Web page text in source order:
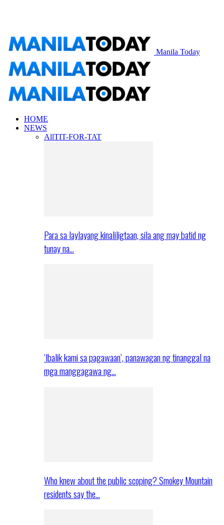
Manila Today
HOME
NEWS
AllTIT-FOR-TAT
Para sa laylayang kinaliligtaan, sila ang may batid ng
tunay na…
‘Ibalik kami sa pagawaan’, panawagan ng tinanggal na
mga manggagawa ng…
Who knew about the public scoping? Smokey Mountain
residents say the…